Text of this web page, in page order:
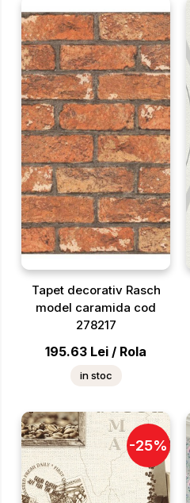
Tapet decorativ Rasch
model caramida cod
278217
195.63 Lei / Rola
in stoc
-25%